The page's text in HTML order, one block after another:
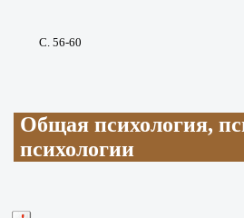
С. 56-60
Общая психология,
психологии